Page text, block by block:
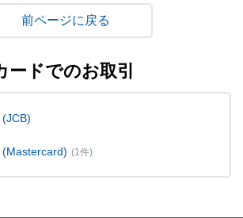
戻る
ドでのお取引
(JCB)
(Mastercard) (1件)